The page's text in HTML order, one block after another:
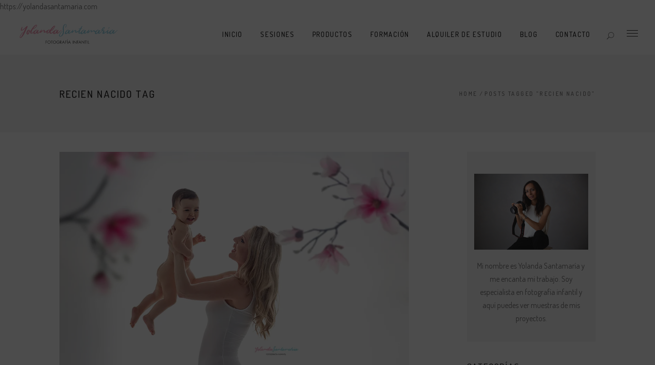
https://yolandasantamaria.com
INICIO SESIONES PRODUCTOS FORMACIÓN ALQUILER DE ESTUDIO BLOG CONTACTO
RECIEN NACIDO TAG HOME / POSTS TAGGED "RECIEN NACIDO"
Mi nombre es Yolanda Santamaría y
me encanta mi trabajo. Soy
especialista en fotografía infantil y
aquí puedes ver muestras de mis
proyectos.